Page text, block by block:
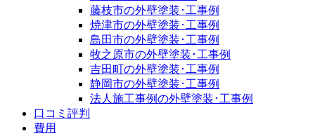
藤枝市の外壁塗装･工事例
焼津市の外壁塗装･工事例
島田市の外壁塗装･工事例
牧之原市の外壁塗装･工事例
吉田町の外壁塗装･工事例
静岡市の外壁塗装･工事例
法人施工事例の外壁塗装･工事例
口コミ評判
費用